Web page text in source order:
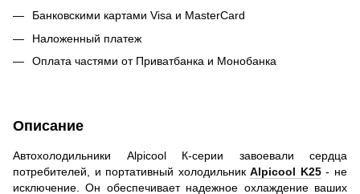
Банковскими картами Visa и MasterCard
Наложенный платеж
Оплата частями от Приватбанка и Монобанка
Описание
Автохолодильники Alpicool К-серии завоевали сердца
потребителей, и портативный холодильникAlpicool K25- не
исключение. Он обеспечивает надежное охлаждение ваших